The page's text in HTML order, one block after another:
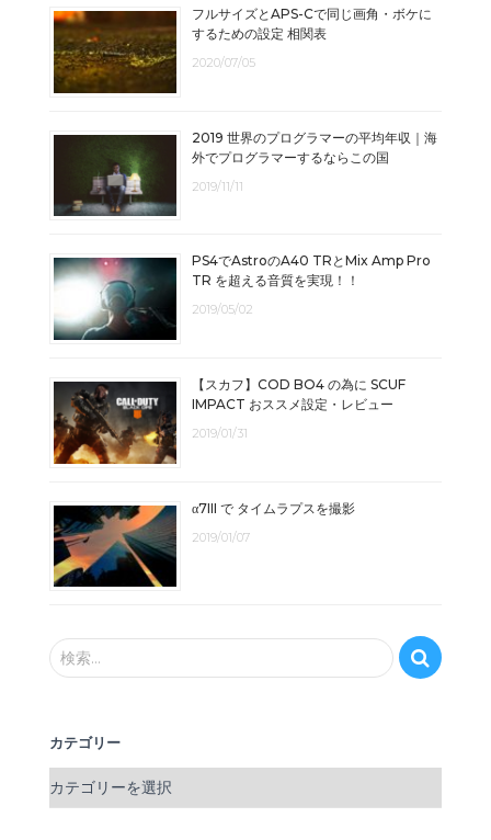
フルサイズとAPS-Cで同じ画角・ボケに
するための設定 相関表
2020/07/05
2019 世界のプログラマーの平均年収｜海
外でプログラマーするならこの国
2019/11/11
PS4でAstroのA40 TRとMix Amp Pro
TR を超える音質を実現！！
2019/05/02
【スカフ】COD BO4 の為に SCUF
IMPACT おススメ設定・レビュー
2019/01/31
α7III で タイムラプスを撮影
2019/01/07
検
索
検索…
カテゴリー
カ